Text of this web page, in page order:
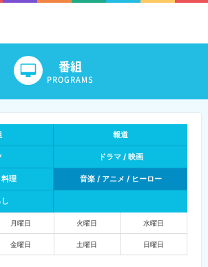
番組
PROGRAMS
報道
ドラマ / 映画
理 音楽 / アニメ / ヒーロー
月曜日 火曜日 水曜日
金曜日 土曜日 日曜日